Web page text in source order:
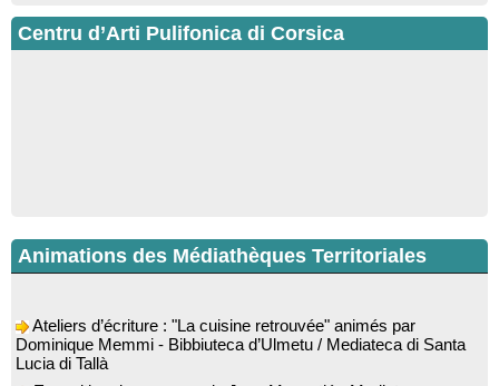
Centru d’Arti Pulifonica di Corsica
Animations des Médiathèques Territoriales
Dominique Memmi - Bibbiuteca d’Ulmetu / Mediateca di Santa
Lucia di Tallà